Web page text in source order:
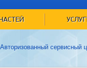
Авторизованный сервисный